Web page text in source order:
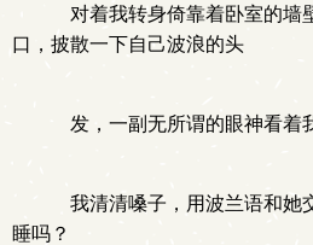
对着我转身倚靠着卧室的墙
口，披散一下自己波浪的头
发，一副无所谓的眼神看着
我清清嗓子，用波兰语和她
睡吗？